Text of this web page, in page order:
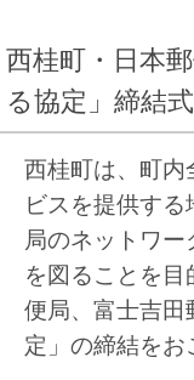
西桂町・日本
る協定」締結式
西桂町は、町内
ビスを提供す
局のネットワ
を図ることを
便局、富士吉田
定」の締結をお